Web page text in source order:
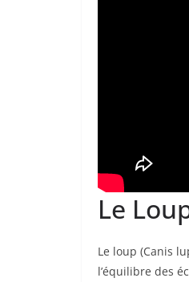
Le
Le loup (Canis
l’équilibre des